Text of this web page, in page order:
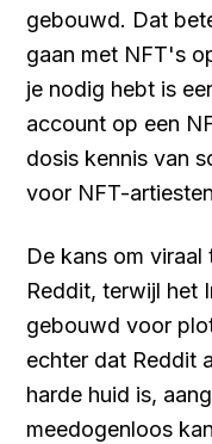
gebouwd. Dat
gaan met NFT's
je nodig hebt is
account op een
dosis kennis van
voor NFT-
De kans om
Reddit, terwijl het
gebouwd voor
echter dat Reddit
harde huid is,
meedogenloos